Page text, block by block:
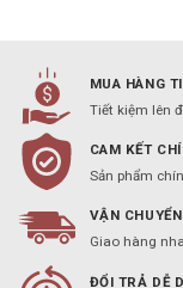
MUA HÀNG
Tiết kiệm lên
CAM KẾT
Sản phẩm
VẬN
Giao hàng
ĐỔI TRẢ DỄ